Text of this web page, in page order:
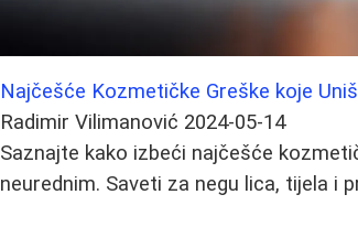
Najčešće Kozmetičke Greške koje
Radimir Vilimanović 2024-05-14
Saznajte kako izbeći najčešće
neurednim. Saveti za negu lica, tijela i